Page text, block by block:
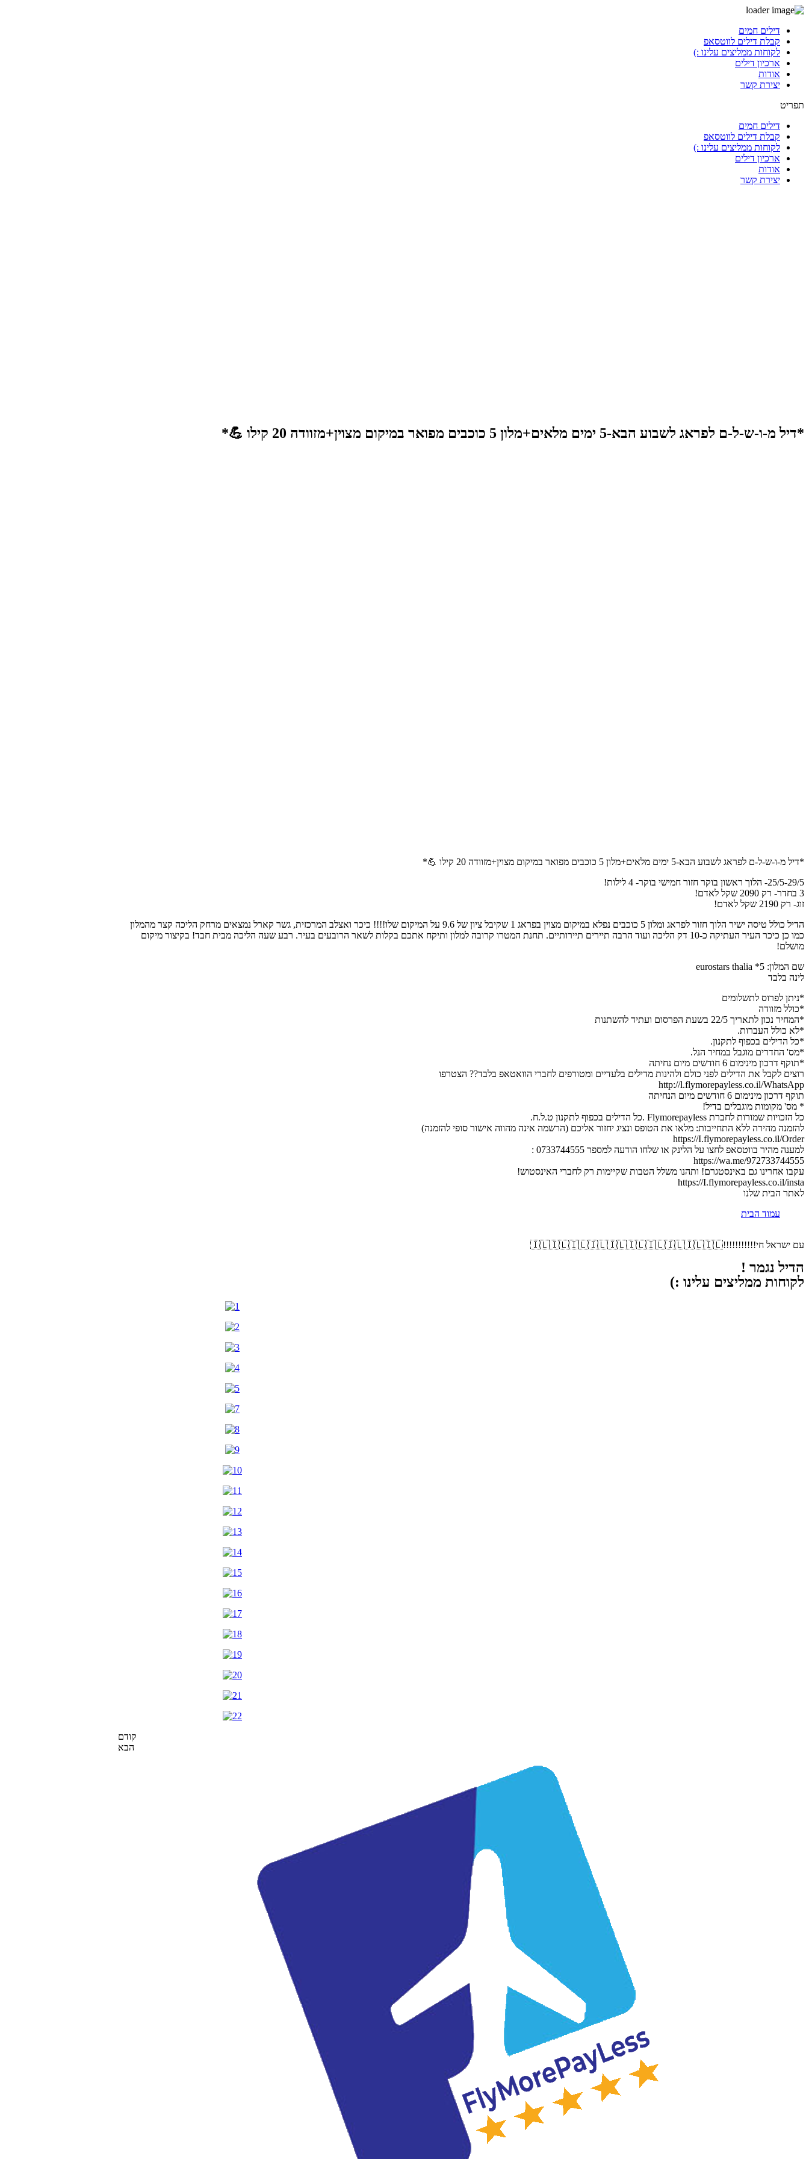
לתוכן
דילים חמים
קבלת דילים לווטסאפ
לקוחות ממליצים עלינו :)
ארכיון דילים
אודות
יצירת קשר
תפריט
דילים חמים
קבלת דילים לווטסאפ
לקוחות ממליצים עלינו :)
ארכיון דילים
אודות
יצירת קשר
*דיל מ-ו-ש-ל-ם לפראג לשבוע הבא-5 ימים מלאים+מלון 5 כוכבים מפואר במיקום מצוין+מזוודה 20 קילו 💪*
*דיל מ-ו-ש-ל-ם לפראג לשבוע הבא-5 ימים מלאים+מלון 5 כוכבים מפואר במיקום מצוין+מזוודה 20 קילו 💪*
25/5-29/5- הלוך ראשון בוקר חזור חמישי בוקר- 4 לילות!
3 בחדר- רק 2090 שקל לאדם!
זוג- רק 2190 שקל לאדם!
הדיל כולל טיסה ישיר הלוך חזור לפראג ומלון 5 כוכבים נפלא במיקום מצוין בפראג 1 שקיבל ציון של 9.6 על המיקום שלו!!!! כיכר ואצלב המרכזית, גשר קארל נמצאים מרחק הליכה קצר מהמלון
כמו כן כיכר העיר העתיקה כ-10 דק הליכה ועוד הרבה תיירים תיירותיים. תחנת המטרו קרובה למלון ותיקח אתכם בקלות לשאר הרובעים בעיר. רבע שעה הליכה מבית חבד! בקיצור מיקום
מושלם!
שם המלון: 5* eurostars thalia
לינה בלבד
*ניתן לפרוס לתשלומים
*כולל מזוודה
*המחיר נכון לתאריך 22/5 בשעת הפרסום ועתיד להשתנות
*לא כולל העברות.
*כל הדילים בכפוף לתקנון.
*מס' החדרים מוגבל במחיר הנל.
*תוקף דרכון מינימום 6 חודשים מיום נחיתה
רוצים לקבל את הדילים לפני כולם ולהינות מדילים בלעדיים ומטורפים לחברי הוואטאפ בלבד?? הצטרפו
http://l.flymorepayless.co.il/WhatsApp
תוקף דרכון מינימום 6 חודשים מיום הנחיתה
* מס' מקומות מוגבלים בדיל!
כל הזכויות שמורות לחברת Flymorepayless .כל הדילים בכפוף לתקנון ט.ל.ח.
להזמנה מהירה ללא התחייבות: מלאו את הטופס ונציג יחזור אליכם (הרשמה אינה מהווה אישור סופי להזמנה)
https://I.flymorepayless.co.il/Order
למענה מהיר בווטסאפ לחצו על הלינק או שלחו הודעה למספר 0733744555 :
https://wa.me/972733744555
עקבו אחרינו גם באינסטגרם! ותהנו משלל הטבות שקיימות רק לחברי האינסטוש!
https://I.flymorepayless.co.il/insta
לאתר הבית שלנו
עמוד הבית
עם ישראל חי!!!!!!!!!!!🇮🇱🇮🇱🇮🇱🇮🇱🇮🇱🇮🇱🇮🇱🇮🇱🇮🇱🇮🇱
הדיל נגמר !
לקוחות ממליצים עלינו :)
קודם
הבא